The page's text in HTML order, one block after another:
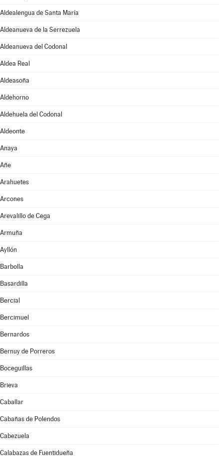
Aldealengua de Santa María
Aldeanueva de la Serrezuela
Aldeanueva del Codonal
Aldea Real
Aldeasoña
Aldehorno
Aldehuela del Codonal
Aldeonte
Anaya
Añe
Arahuetes
Arcones
Arevalillo de Cega
Armuña
Ayllón
Barbolla
Basardilla
Bercial
Bercimuel
Bernardos
Bernuy de Porreros
Boceguillas
Brieva
Caballar
Cabañas de Polendos
Cabezuela
Calabazas de Fuentidueña